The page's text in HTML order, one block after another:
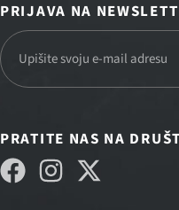
PRIJAVA NA
PRATITE NAS NA